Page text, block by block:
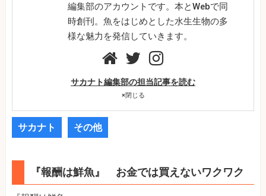
編集部のアカウントです。本とWebで同
時創刊。魚をはじめとした水生生物の多
様な魅力を発信していきます。
サカナト編集部の担当記事を読む
×閉じる
サカナト その他
『報酬は鮮魚』 お金では買えないワクワク